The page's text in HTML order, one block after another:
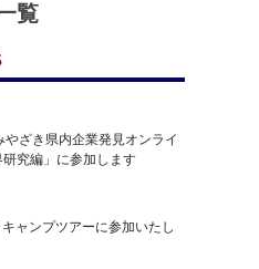
覧
ざき県内企業発見オンライ
究編」に参加します
ャンプツアーに参加いたし